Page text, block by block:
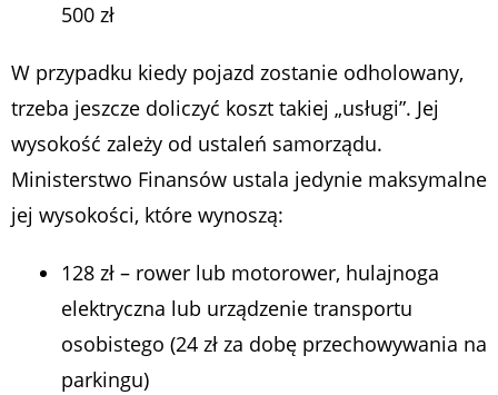
500 zł
W przypadku kiedy pojazd zostanie odholowany,
trzeba jeszcze doliczyć koszt takiej „usługi”. Jej
wysokość zależy od ustaleń samorządu.
Ministerstwo Finansów ustala jedynie maksymalne
jej wysokości, które wynoszą:
128 zł – rower lub motorower, hulajnoga
elektryczna lub urządzenie transportu
osobistego (24 zł za dobę przechowywania na
parkingu)